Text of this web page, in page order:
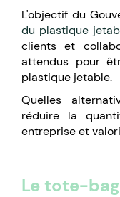
L'objectif du
du plastique
clients et
attendus pour
plastique jetable.
Quelles
réduire la
entreprise et
Le tote-bag